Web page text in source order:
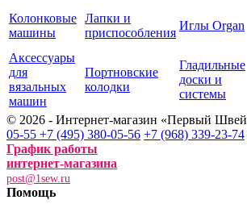
Колонковые
машины
Лапки и
приспособления
Иглы Organ
Аксессуары
для
вязальных
машин
Портновские
колодки
Гладильные
доски и
системы
© 2026 - Интернет-магазин «Первый
05-55 +7 (495) 380-05-56 +7 (968) 339-23-74
График работы
интернет-магазина
post@1sew.ru
Помощь